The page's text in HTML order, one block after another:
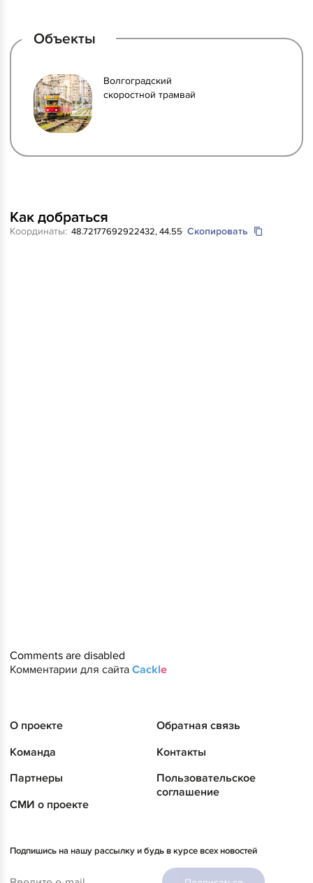
Объекты
Волгоградский
скоростной трамвай
Координаты: Скопировать
Как добраться
Comments are disabled
Комментарии для сайта Cackle
О проекте
Команда
Партнеры
СМИ о проекте
Обратная связь
Контакты
Пользовательское
соглашение
Подпишись на нашу рассылку и будь в курсе всех новостей